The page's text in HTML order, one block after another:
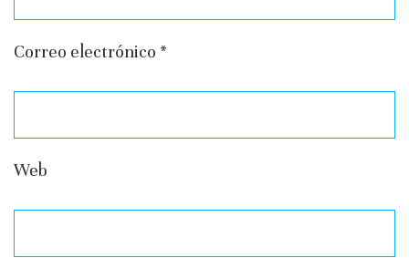
Correo electrónico *
Web